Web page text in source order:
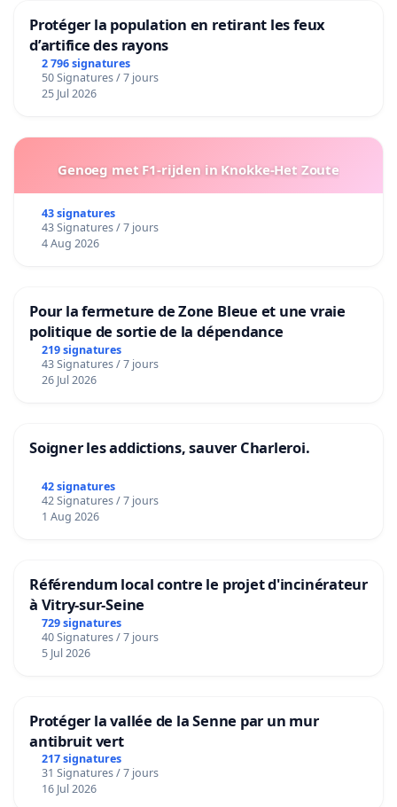
Protéger la population en retirant les feux
d’artifice des rayons
2 796 signatures
50 Signatures / 7 jours
25 Jul 2026
Genoeg met F1-rijden in Knokke-Het Zoute
43 signatures
43 Signatures / 7 jours
4 Aug 2026
Pour la fermeture de Zone Bleue et une vraie
politique de sortie de la dépendance
219 signatures
43 Signatures / 7 jours
26 Jul 2026
Soigner les addictions, sauver Charleroi.
42 signatures
42 Signatures / 7 jours
1 Aug 2026
Référendum local contre le projet d'incinérateur
à Vitry-sur-Seine
729 signatures
40 Signatures / 7 jours
5 Jul 2026
Protéger la vallée de la Senne par un mur
antibruit vert
217 signatures
31 Signatures / 7 jours
16 Jul 2026